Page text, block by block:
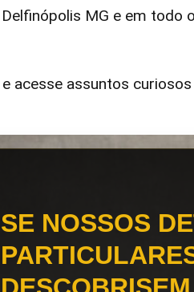
MG e em
e acesse assuntos
SE NOSSOS